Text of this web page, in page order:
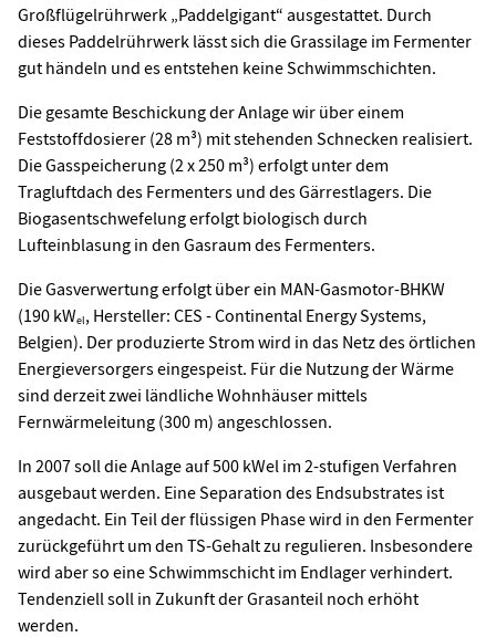
Großflügelrührwerk „Paddelgigant“ ausgestattet. Durch
dieses Paddelrührwerk lässt sich die Grassilage im Fermenter
gut händeln und es entstehen keine Schwimmschichten.
Die gesamte Beschickung der Anlage wir über einem
Feststoffdosierer (28 m³) mit stehenden Schnecken realisiert.
Die Gasspeicherung (2 x 250 m³) erfolgt unter dem
Tragluftdach des Fermenters und des Gärrestlagers. Die
Biogasentschwefelung erfolgt biologisch durch
Lufteinblasung in den Gasraum des Fermenters.
Die Gasverwertung erfolgt über ein MAN-Gasmotor-BHKW
(190 kWel, Hersteller: CES - Continental Energy Systems,
Belgien). Der produzierte Strom wird in das Netz des örtlichen
Energieversorgers eingespeist. Für die Nutzung der Wärme
sind derzeit zwei ländliche Wohnhäuser mittels
Fernwärmeleitung (300 m) angeschlossen.
In 2007 soll die Anlage auf 500 kWel im 2-stufigen Verfahren
ausgebaut werden. Eine Separation des Endsubstrates ist
angedacht. Ein Teil der flüssigen Phase wird in den Fermenter
zurückgeführt um den TS-Gehalt zu regulieren. Insbesondere
wird aber so eine Schwimmschicht im Endlager verhindert.
Tendenziell soll in Zukunft der Grasanteil noch erhöht
werden.